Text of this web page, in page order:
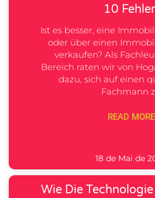
10
Ist es besser, eine
oder über einen
verkaufen? Als
Bereich raten wir von
dazu, sich auf einen
Fachmann
READ MORE
18 de Mai de
Wie Die